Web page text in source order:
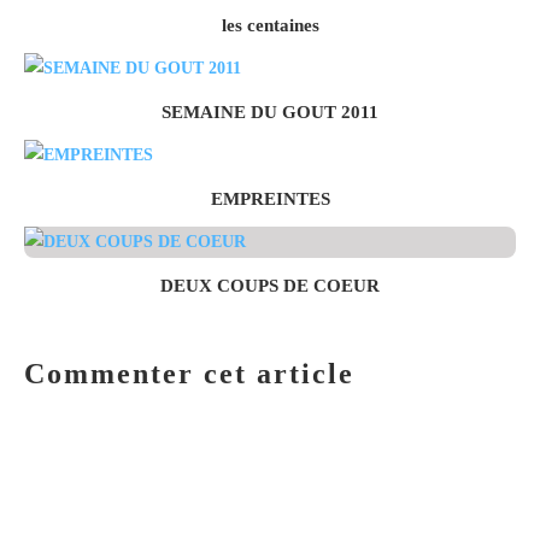
les centaines
SEMAINE DU GOUT 2011
EMPREINTES
DEUX COUPS DE COEUR
Commenter cet article